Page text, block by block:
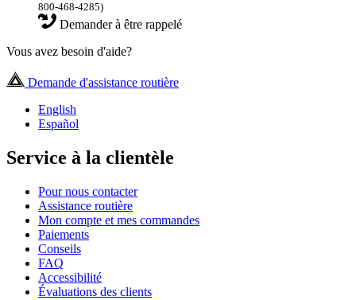
800-468-4285)
Demander à être rappelé
Vous avez besoin d'aide?
Demande d'assistance routière
English
Español
Service à la clientèle
Pour nous contacter
Assistance routière
Mon compte et mes commandes
Paiements
Conseils
FAQ
Accessibilité
Évaluations des clients